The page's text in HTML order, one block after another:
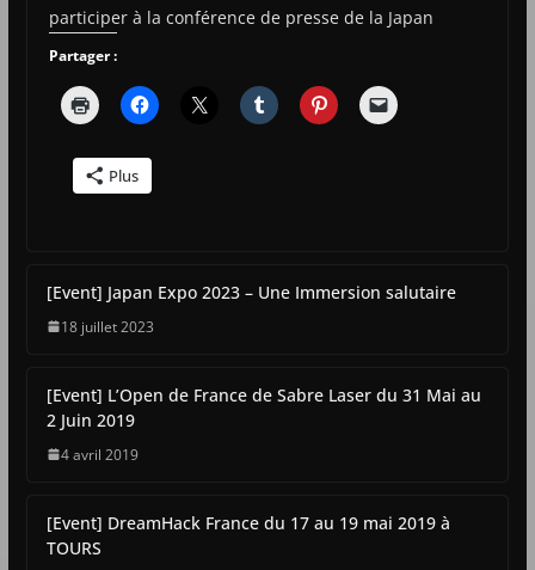
participer à la conférence de presse de la Japan
Partager :
Plus
[Event] Japan Expo 2023 – Une Immersion salutaire
18 juillet 2023
[Event] L’Open de France de Sabre Laser du 31 Mai au
2 Juin 2019
4 avril 2019
[Event] DreamHack France du 17 au 19 mai 2019 à
TOURS